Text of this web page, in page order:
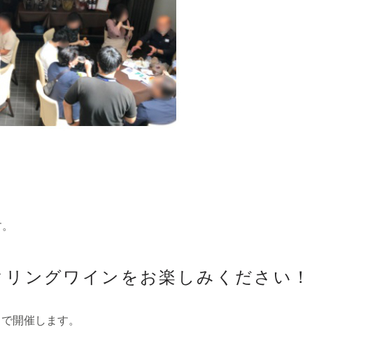
ングワインをお楽しみください！
開催します。